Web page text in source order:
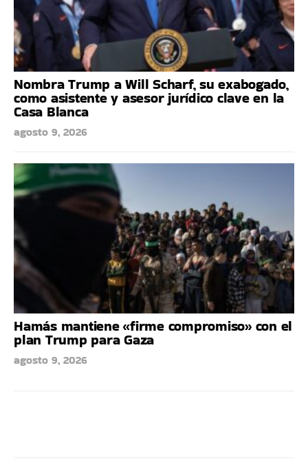
Nombra Trump a Will Scharf, su exabogado,
como asistente y asesor jurídico clave en la
Casa Blanca
agosto 9, 2026
Hamás mantiene «firme compromiso» con el
plan Trump para Gaza
agosto 9, 2026